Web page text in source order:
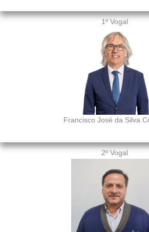
1º Vogal
Francisco José da Silva
2º Vogal